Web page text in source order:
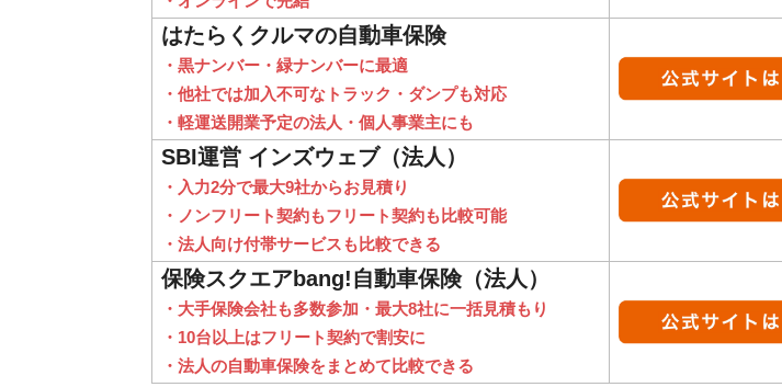
はたらくクルマの自動車保険
・黒ナンバー・緑ナンバーに最適
・他社では加入不可なトラック・ダンプも対応
・軽運送開業予定の法人・個人事業主にも
SBI運営 インズウェブ（法人）
・入力2分で最大9社からお見積り
・ノンフリート契約もフリート契約も比較可能
・法人向け付帯サービスも比較できる
保険スクエアbang!自動車保険（法人）
・大手保険会社も多数参加・最大8社に一括見積もり
・10台以上はフリート契約で割安に
・法人の自動車保険をまとめて比較できる